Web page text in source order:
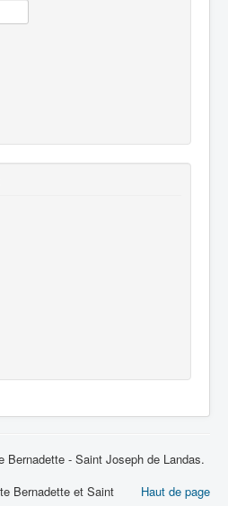
- Saint Joseph de Landas.
Haut de page
Bernadette et Saint